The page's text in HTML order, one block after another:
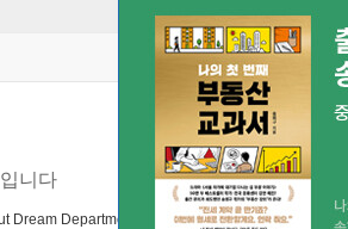
니다
Dream Department Store: The Dream You Ordered